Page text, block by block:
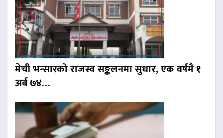
मेची भन्सारको राजस्व सङ्कलनमा सुधार, एक वर्षमै १
अर्ब ७४…